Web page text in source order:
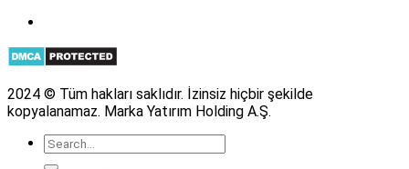
2024 © Tüm hakları saklıdır. İzinsiz hiçbir şekilde
kopyalanamaz. Marka Yatırım Holding A.Ş.